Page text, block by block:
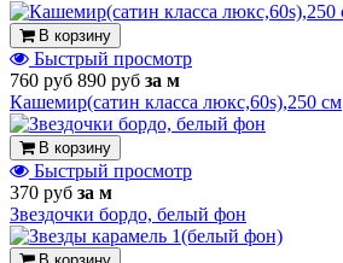
В корзину
Быстрый просмотр
760 руб 890 руб за м
Кашемир(сатин класса люкс,60s),250 см
В корзину
Быстрый просмотр
370 руб за м
Звездочки бордо, белый фон